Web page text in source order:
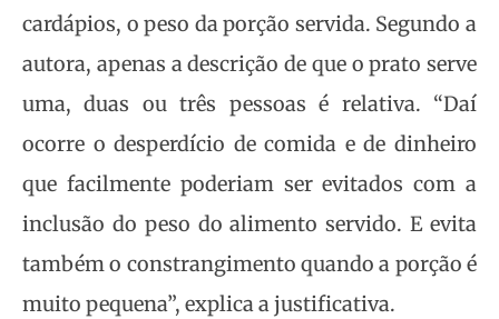
cardápios, o peso da porção servida. Segundo a
autora, apenas a descrição de que o prato serve
uma, duas ou três pessoas é relativa. “Daí
ocorre o desperdício de comida e de dinheiro
que facilmente poderiam ser evitados com a
inclusão do peso do alimento servido. E evita
também o constrangimento quando a porção é
muito pequena”, explica a justificativa.